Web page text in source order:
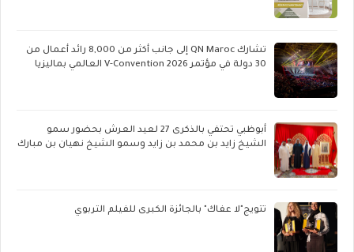
تشارك QN Maroc إلى جانب أكثر من 8,000 رائد أعمال من
30 دولة في مؤتمر V-Convention 2026 العالمي بماليزيا
أبوظبي تحتفي بالذكرى 27 لعيد العرش بحضور سمو
الشيخ زايد بن محمد بن زايد وسمو الشيخ نهيان بن مبارك
تتويج"لا عفاك" بالجائزة الكبرى للفيلم التربوي